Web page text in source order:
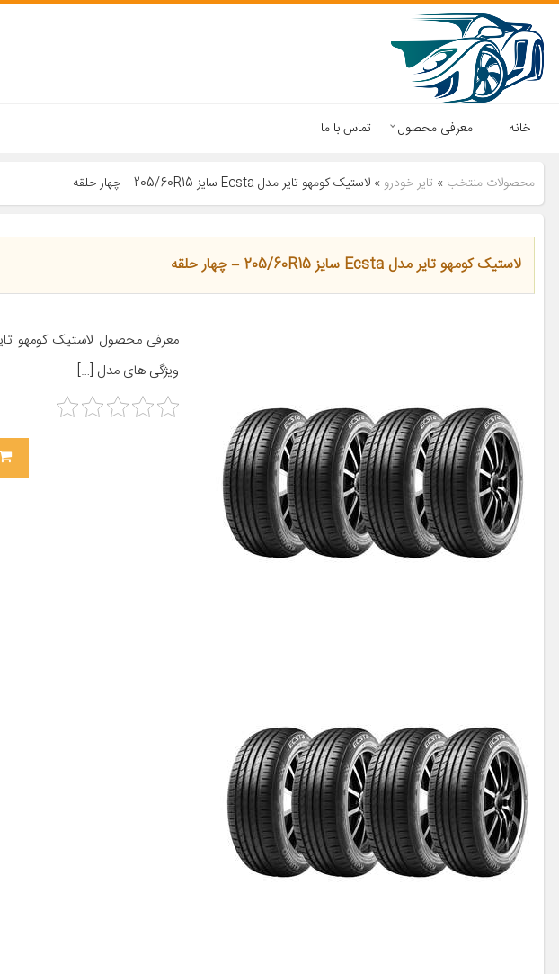
خانه معرفی محصول تماس با ما
محصولات منتخب » تایر خودرو» لاستیک کومهو تایر مدل Ecsta سایز 205/60R15 – چهار حلقه
لاستیک کومهو تایر مدل Ecsta سایز 205/60R15 – چهار حلقه
ویژگی های مدل […]